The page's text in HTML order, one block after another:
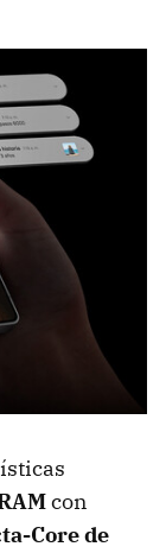
con
Core de